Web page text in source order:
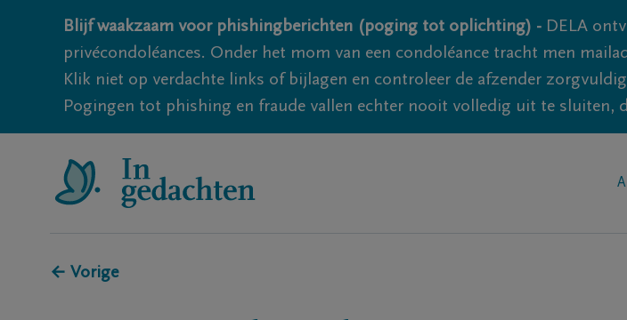
Blijf waakzaam voor phishingberichten (poging tot oplichting) - DELA
privécondoléances. Onder het mom van een condoléance tracht men
Klik niet op verdachte links of bijlagen en controleer de afzender
Pogingen tot phishing en fraude vallen echter nooit volledig uit te sluiten,
← Vorige